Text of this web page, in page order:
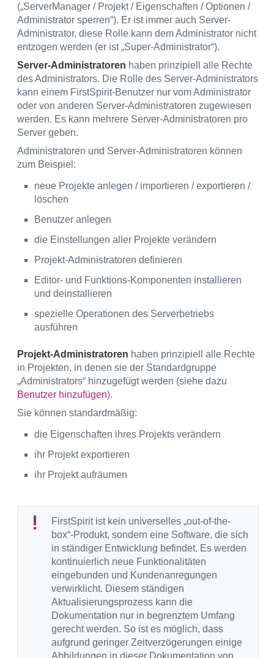
(„ServerManager / Projekt / Eigenschaften / Optionen /
Administrator sperren“). Er ist immer auch Server-
Administrator, diese Rolle kann dem Administrator nicht
entzogen werden (er ist „Super-Administrator“).
Server-Administratoren haben prinzipiell alle Rechte
des Administrators. Die Rolle des Server-Administrators
kann einem FirstSpirit-Benutzer nur vom Administrator
oder von anderen Server-Administratoren zugewiesen
werden. Es kann mehrere Server-Administratoren pro
Server geben.
Administratoren und Server-Administratoren können
zum Beispiel:
neue Projekte anlegen / importieren / exportieren /
löschen
Benutzer anlegen
die Einstellungen aller Projekte verändern
Projekt-Administratoren definieren
Editor- und Funktions-Komponenten installieren
und deinstallieren
spezielle Operationen des Serverbetriebs
ausführen
Projekt-Administratoren haben prinzipiell alle Rechte
in Projekten, in denen sie der Standardgruppe
„Administrators“ hinzugefügt werden (siehe dazu
Benutzer hinzufügen).
Sie können standardmäßig:
die Eigenschaften ihres Projekts verändern
ihr Projekt exportieren
ihr Projekt aufräumen
FirstSpirit ist kein universelles „out-of-the-
box“-Produkt, sondern eine Software, die sich
in ständiger Entwicklung befindet. Es werden
kontinuierlich neue Funktionalitäten
eingebunden und Kundenanregungen
verwirklicht. Diesem ständigen
Aktualisierungsprozess kann die
Dokumentation nur in begrenztem Umfang
gerecht werden. So ist es möglich, dass
aufgrund geringer Zeitverzögerungen einige
Abbildungen in dieser Dokumentation von